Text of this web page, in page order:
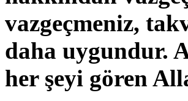
vazgeçmeniz,
daha uygundur.
her şeyi gören